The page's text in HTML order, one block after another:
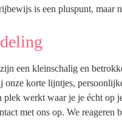
is een pluspunt, maar
een kleinschalig en
korte lijntjes,
werkt waar je je écht op
met ons op. We reageren